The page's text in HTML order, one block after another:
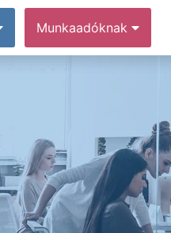
Munkaadóknak